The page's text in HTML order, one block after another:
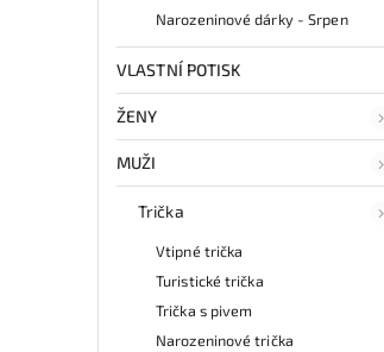
Narozeninové dárky - Srpen
VLASTNÍ POTISK
ŽENY
MUŽI
Trička
Vtipné trička
Turistické trička
Trička s pivem
Narozeninové trička